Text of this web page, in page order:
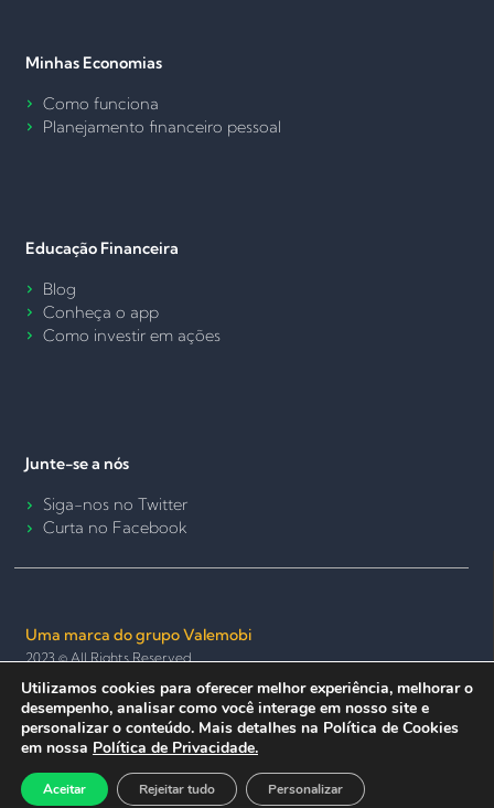
Minhas Economias
Como funciona
Planejamento financeiro pessoal
Educação Financeira
Blog
Conheça o app
Como investir em ações
Junte-se a nós
Siga-nos no Twitter
Curta no Facebook
Uma marca do grupo Valemobi
2023 © All Rights Reserved.
Termos de Uso e Política de PrivacidadePolítica de Cookies
Seguro e anônimo
Utilizamos cookies para oferecer melhor experiência, melhorar o
desempenho, analisar como você interage em nosso site e
personalizar o conteúdo. Mais detalhes na Política de Cookies
em nossa Política de Privacidade.
Aceitar Rejeitar tudo Personalizar